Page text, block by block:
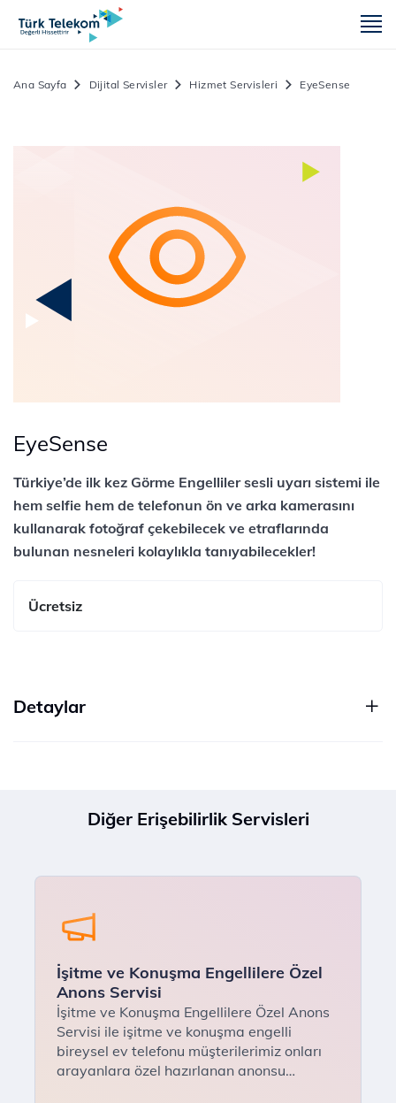
Ana Sayfa Dijital Servisler Hizmet Servisleri EyeSense
EyeSense
Türkiye’de ilk kez Görme Engelliler sesli uyarı sistemi ile
hem selfie hem de telefonun ön ve arka kamerasını
kullanarak fotoğraf çekebilecek ve etraflarında
bulunan nesneleri kolaylıkla tanıyabilecekler!
Ücretsiz
Detaylar
Diğer Erişebilirlik Servisleri
İşitme ve Konuşma Engellilere Özel
Anons Servisi
İşitme ve Konuşma Engellilere Özel Anons
Servisi ile işitme ve konuşma engelli
bireysel ev telefonu müşterilerimiz onları
arayanlara özel hazırlanan anonsu